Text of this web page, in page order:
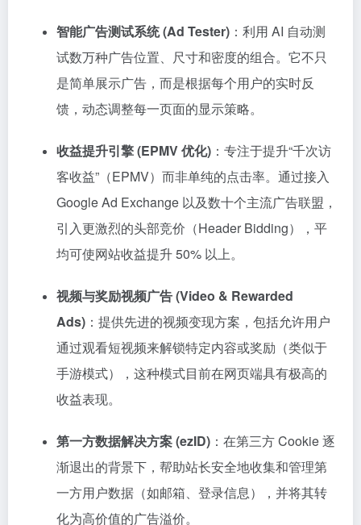
智能广告测试系统 (Ad Tester) ：利用 AI 自动测
试数万种广告位置、尺寸和密度的组合。它不只
是简单展示广告，而是根据每个用户的实时反
馈，动态调整每一页面的显示策略。
收益提升引擎 (EPMV 优化) ：专注于提升“千次访
客收益”（EPMV）而非单纯的点击率。通过接入
Google Ad Exchange 以及数十个主流广告联盟，
引入更激烈的头部竞价（Header Bidding），平
均可使网站收益提升 50% 以上。
视频与奖励视频广告 (Video & Rewarded
Ads) ：提供先进的视频变现方案，包括允许用户
通过观看短视频来解锁特定内容或奖励（类似于
手游模式），这种模式目前在网页端具有极高的
收益表现。
第一方数据解决方案 (ezID) ：在第三方 Cookie 逐
渐退出的背景下，帮助站长安全地收集和管理第
一方用户数据（如邮箱、登录信息），并将其转
化为高价值的广告溢价。